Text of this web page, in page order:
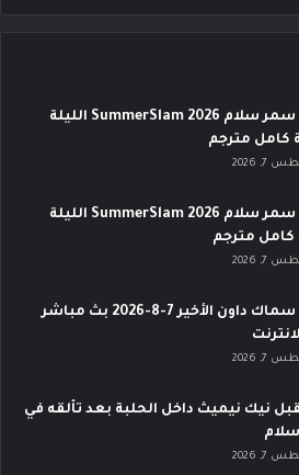
عرض سمر سلام SummerSlam 2026 الليلة
كامل مترجم
2026
عرض سمر سلام SummerSlam 2026 الليلة
كامل مترجم
2026
عرض سماك داون الأخير 7-8-2026 بث مباشر
2026
نيك نيميث داخل الحلبة بعد تألقه في
2026